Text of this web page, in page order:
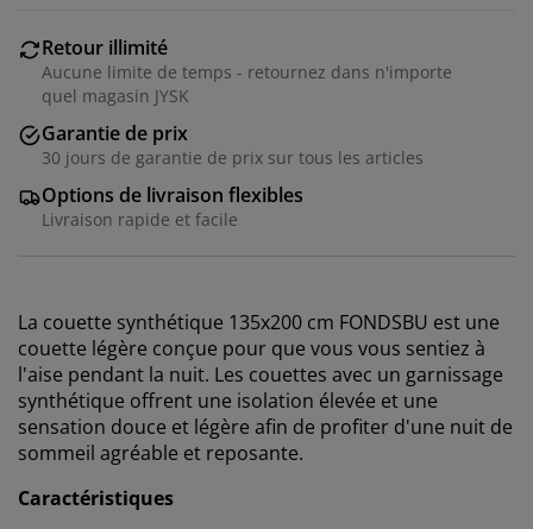
Retour illimité
Aucune limite de temps - retournez dans n'importe
quel magasin JYSK
Garantie de prix
30 jours de garantie de prix sur tous les articles
Options de livraison flexibles
Livraison rapide et facile
La couette synthétique 135x200 cm FONDSBU est une
couette légère conçue pour que vous vous sentiez à
l'aise pendant la nuit. Les couettes avec un garnissage
synthétique offrent une isolation élevée et une
sensation douce et légère afin de profiter d'une nuit de
sommeil agréable et reposante.
Caractéristiques